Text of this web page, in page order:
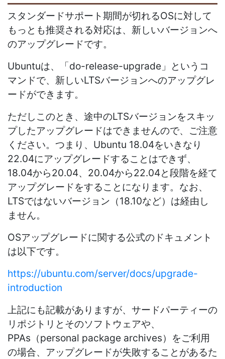
スタンダードサポート期間が切れるOSに対して
もっとも推奨される対応は、新しいバージョンへ
のアップグレードです。
Ubuntuは、「do-release-upgrade」というコ
マンドで、新しいLTSバージョンへのアップグレ
ードができます。
ただしこのとき、途中のLTSバージョンをスキッ
プしたアップグレードはできませんので、ご注意
ください。つまり、Ubuntu 18.04をいきなり
22.04にアップグレードすることはできず、
18.04から20.04、20.04から22.04と段階を経て
アップグレードをすることになります。なお、
LTSではないバージョン（18.10など）は経由し
ません。
OSアップグレードに関する公式のドキュメント
は以下です。
https://ubuntu.com/server/docs/upgrade-
introduction
上記にも記載がありますが、サードパーティーの
リポジトリとそのソフトウェアや、
PPAs（personal package archives）をご利用
の場合、アップグレードが失敗することがあるた